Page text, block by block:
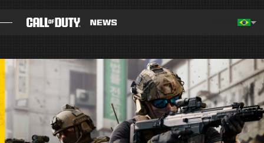
BLOG
GUIAS
NOTAS DO PATCH